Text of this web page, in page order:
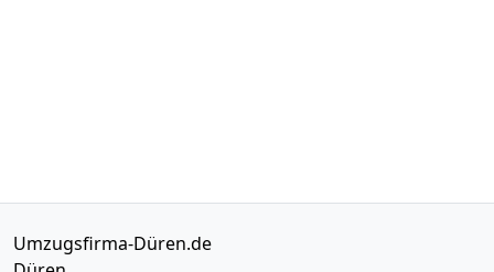
Umzugsfirma-Düren.de